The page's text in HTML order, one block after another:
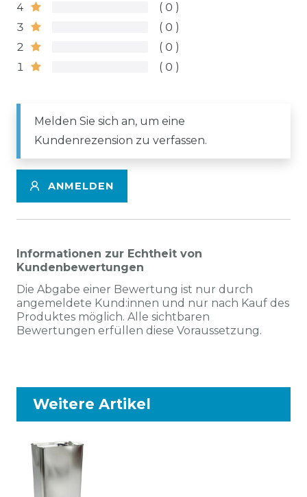
4
0
3
0
2
0
1
0
Melden Sie sich an, um eine
Kundenrezension zu verfassen.
ANMELDEN
Informationen zur Echtheit von
Kundenbewertungen
Die Abgabe einer Bewertung ist nur durch
angemeldete Kund:innen und nur nach Kauf des
Produktes möglich. Alle sichtbaren
Bewertungen erfüllen diese Voraussetzung.
Weitere Artikel